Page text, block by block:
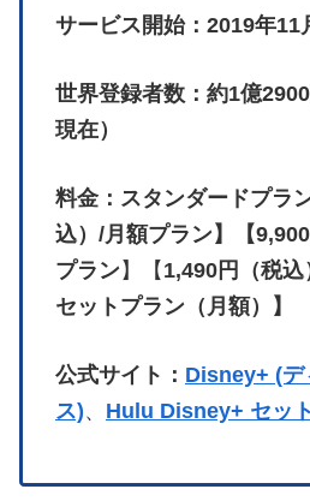
サービス開始：2019年11
世界登録者数：約1億
現在）
料金：スタンダードプラ
込）/月額プラン】【
プラン】【 1,490円（税
セットプラン（月額）】
公式サイト： Disney+ (デ
ス)、 Hulu Disney+ セッ